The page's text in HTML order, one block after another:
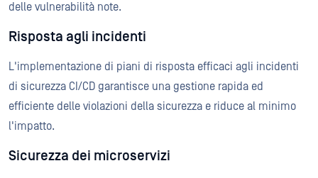
delle vulnerabilità note.
Risposta agli incidenti
L'implementazione di piani di risposta efficaci agli incidenti
di sicurezza CI/CD garantisce una gestione rapida ed
efficiente delle violazioni della sicurezza e riduce al minimo
l'impatto.
Sicurezza dei microservizi